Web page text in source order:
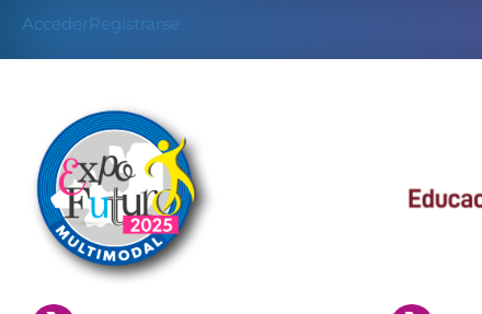
AccederRegistrarse